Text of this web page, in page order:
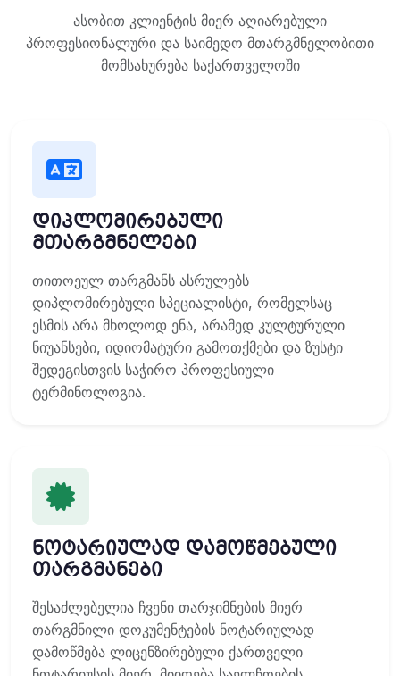
ასობით კლიენტის მიერ აღიარებული
პროფესიონალური და საიმედო მთარგმნელობითი
მომსახურება საქართველოში
დიპლომირებული
მთარგმნელები
თითოეულ თარგმანს ასრულებს
დიპლომირებული სპეციალისტი, რომელსაც
ესმის არა მხოლოდ ენა, არამედ კულტურული
ნიუანსები, იდიომატური გამოთქმები და ზუსტი
შედეგისთვის საჭირო პროფესიული
ტერმინოლოგია.
ნოტარიულად დამოწმებული
თარგმანები
შესაძლებელია ჩვენი თარჯიმნების მიერ
თარგმნილი დოკუმენტების ნოტარიულად
დამოწმება ლიცენზირებული ქართველი